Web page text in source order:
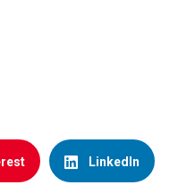
LinkedIn